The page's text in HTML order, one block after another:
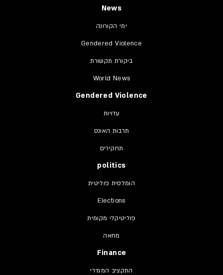
News
ימי הקורונה
Gendered Violence
ביקורת תקשורת
World News
Gendered Violence
עדויות
תרבות האונס
תחקירים
politics
הומלסית פוליטית
Elections
פוליטיקלי מקומית
מחאה
Finance
התקציב המגדרי